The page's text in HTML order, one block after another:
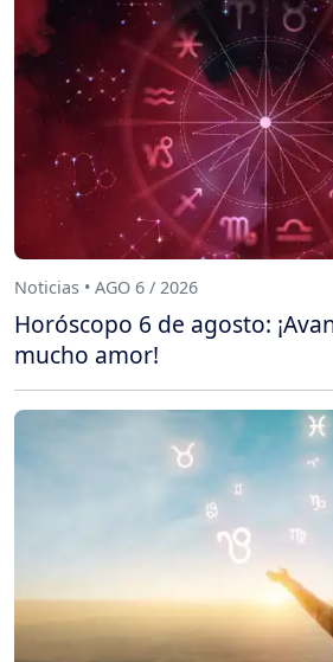
Noticias • AGO 6 / 2026
Horóscopo 6 de agosto:
mucho amor!